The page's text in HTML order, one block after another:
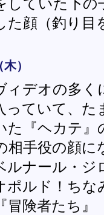
していた下
た顔（釣り目
）
ィデオの多く
っていて、た
た『ヘカテ
相手役の顔
ナール・ジ
ポルド！ち
冒険者たち